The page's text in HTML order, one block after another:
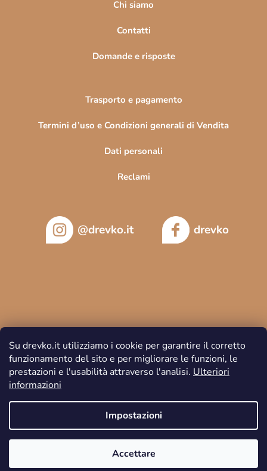
Su drevko.it utilizziamo i cookie per garantire il corretto
funzionamento del sito e per migliorare le funzioni, le
prestazioni e l'usabilità attraverso l'analisi. Ulteriori
informazioni
Impostazioni
Accettare
Chi siamo
Contatti
Domande e risposte
Trasporto e pagamento
Termini d’uso e Condizioni generali di Vendita
Dati personali
Reclami
@drevko.it drevko
Creato da Shoptet